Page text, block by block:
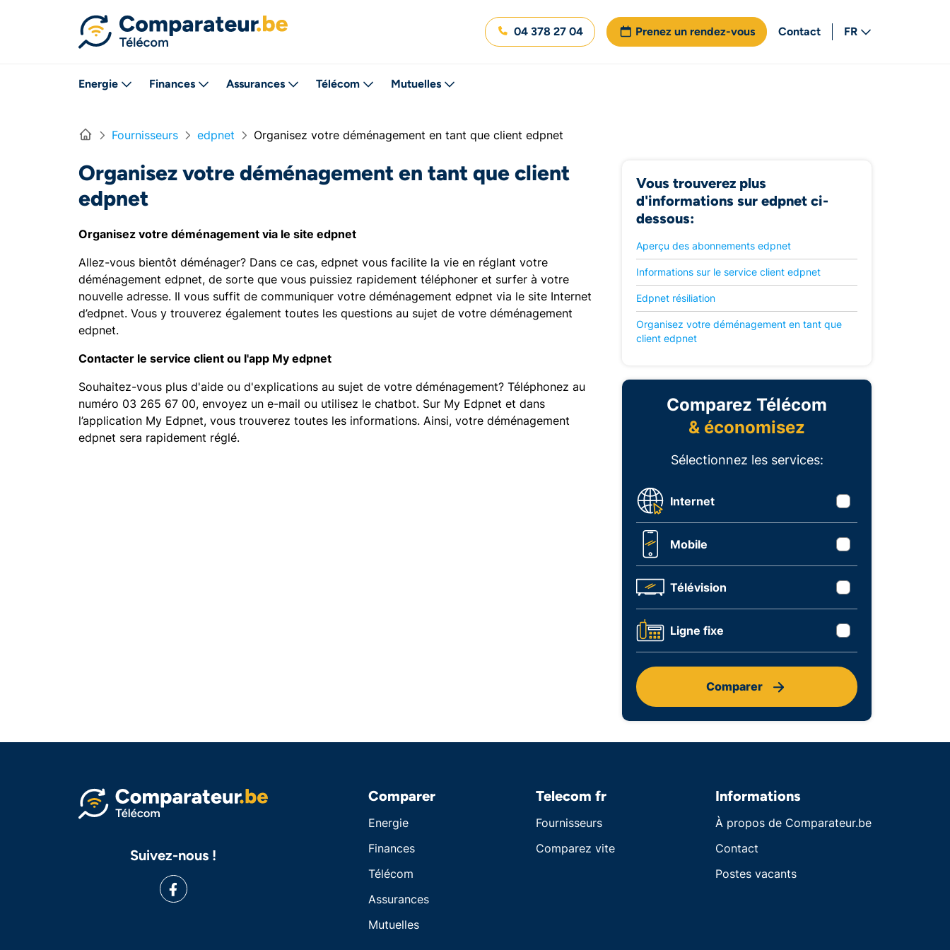
04 378 27 04 Prenez un rendez-vous Contact
FR
Energie Finances Assurances Télécom Mutuelles
Home Fournisseurs edpnet Organisez votre déménagement en tant que client edpnet
Organisez votre déménagement en tant que client
edpnet
Organisez votre déménagement via le site edpnet
Allez-vous bientôt déménager? Dans ce cas, edpnet vous facilite la vie en réglant votre
déménagement edpnet, de sorte que vous puissiez rapidement téléphoner et surfer à votre
nouvelle adresse. Il vous suffit de communiquer votre déménagement edpnet via le site Internet
d’edpnet. Vous y trouverez également toutes les questions au sujet de votre déménagement
edpnet.
Contacter le service client ou l'app My edpnet
Souhaitez-vous plus d'aide ou d'explications au sujet de votre déménagement? Téléphonez au
numéro 03 265 67 00, envoyez un e-mail ou utilisez le chatbot. Sur My Edpnet et dans
l’application My Edpnet, vous trouverez toutes les informations. Ainsi, votre déménagement
edpnet sera rapidement réglé.
Vous trouverez plus
d'informations sur edpnet ci-
dessous:
Aperçu des abonnements edpnet
Informations sur le service client edpnet
Edpnet résiliation
Organisez votre déménagement en tant que
client edpnet
Comparez Télécom
& économisez
Sélectionnez les services:
Internet
Mobile
Télévision
Ligne fixe
Comparer
Suivez-nous !
Comparer
Energie
Finances
Télécom
Assurances
Mutuelles
Telecom fr
Fournisseurs
Comparez vite
Informations
À propos de Comparateur.be
Contact
Postes vacants